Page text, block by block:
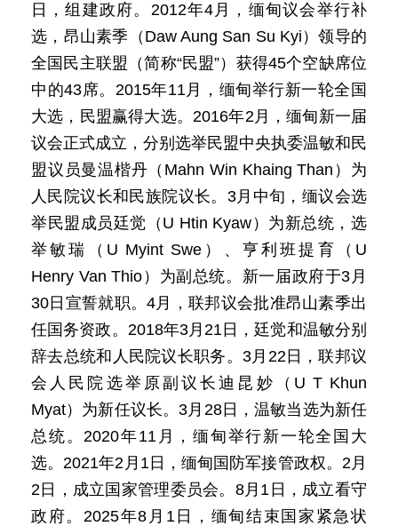
日，组建政府。2012年4月，缅甸议会举行补
选，昂山素季（Daw Aung San Su Kyi）领导的
全国民主联盟（简称“民盟”）获得45个空缺席位
中的43席。2015年11月，缅甸举行新一轮全国
大选，民盟赢得大选。2016年2月，缅甸新一届
议会正式成立，分别选举民盟中央执委温敏和民
盟议员曼温楷丹（Mahn Win Khaing Than）为
人民院议长和民族院议长。3月中旬，缅议会选
举民盟成员廷觉（U Htin Kyaw）为新总统，选
举敏瑞（U Myint Swe）、亨利班提育（U
Henry Van Thio）为副总统。新一届政府于3月
30日宣誓就职。4月，联邦议会批准昂山素季出
任国务资政。2018年3月21日，廷觉和温敏分别
辞去总统和人民院议长职务。3月22日，联邦议
会人民院选举原副议长迪昆妙（U T Khun
Myat）为新任议长。3月28日，温敏当选为新任
总统。2020年11月，缅甸举行新一轮全国大
选。2021年2月1日，缅甸国防军接管政权。2月
2日，成立国家管理委员会。8月1日，成立看守
政府。2025年8月1日，缅甸结束国家紧急状